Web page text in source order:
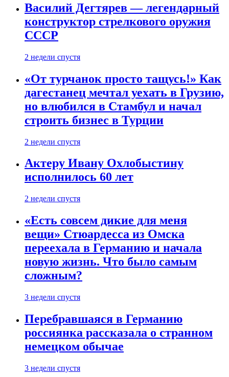
Василий Дегтярев — легендарный
конструктор стрелкового оружия
СССР
2 недели спустя
«От турчанок просто тащусь!» Как
дагестанец мечтал уехать в Грузию,
но влюбился в Стамбул и начал
строить бизнес в Турции
2 недели спустя
Актеру Ивану Охлобыстину
исполнилось 60 лет
2 недели спустя
«Есть совсем дикие для меня
вещи» Стюардесса из Омска
переехала в Германию и начала
новую жизнь. Что было самым
сложным?
3 недели спустя
Перебравшаяся в Германию
россиянка рассказала о странном
немецком обычае
3 недели спустя